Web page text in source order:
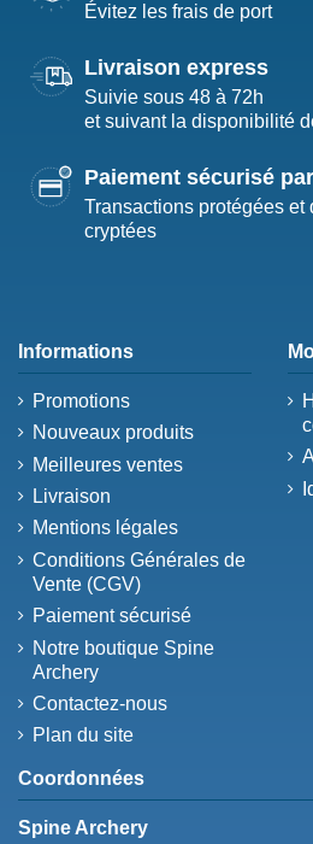
Évitez les frais de port
Livraison express
Suivie sous 48 à 72h
et suivant la disponibilité
Paiement sécurisé
Transactions protégées et
cryptées
Informations
Promotions
Nouveaux produits
Meilleures ventes
Livraison
Mentions légales
Conditions Générales de
Vente (CGV)
Paiement sécurisé
Notre boutique Spine
Archery
Contactez-nous
Plan du site
Coordonnées
Spine Archery